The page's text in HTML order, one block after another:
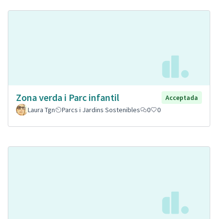
Zona verda i Parc infantil
Acceptada
Laura Tgn
Parcs i Jardins Sostenibles 0 0